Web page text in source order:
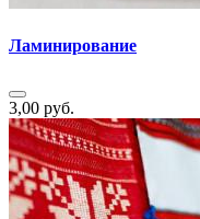
Ламинирование
3,00 руб.